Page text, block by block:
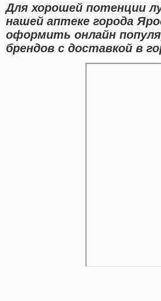
Для хорошей потенции
нашей аптеке города
оформить онлайн
брендов с доставкой в